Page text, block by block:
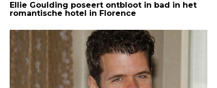
Ellie Goulding poseert ontbloot in bad in het
romantische hotel in Florence